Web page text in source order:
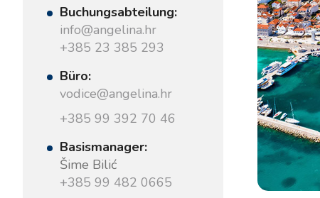
Buchungsabteilung:
info@angelina.hr
+385 23 385 293
Büro:
vodice@angelina.hr
+385 99 392 70 46
Basismanager:
Šime Bilić
+385 99 482 0665